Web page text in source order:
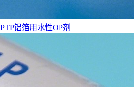
PTP铝箔用水性OP剂